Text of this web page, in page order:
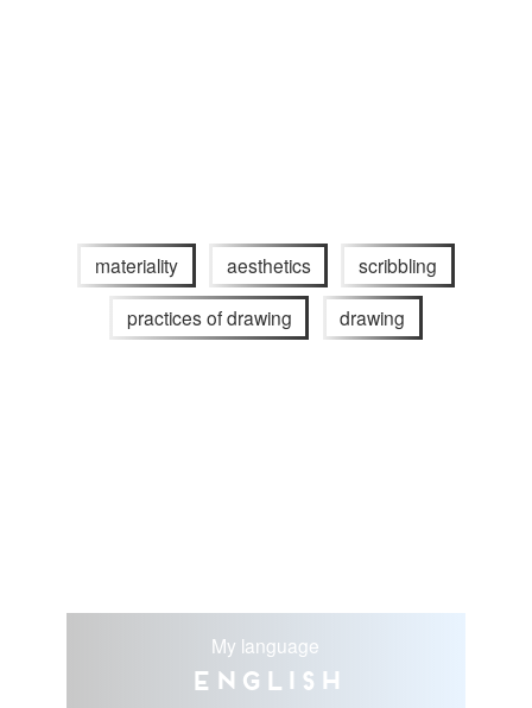
materiality aesthetics scribbling
practices of drawing drawing
My language
English